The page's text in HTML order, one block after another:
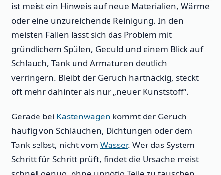
ist meist ein Hinweis auf neue Materialien, Wärme
oder eine unzureichende Reinigung. In den
meisten Fällen lässt sich das Problem mit
gründlichem Spülen, Geduld und einem Blick auf
Schlauch, Tank und Armaturen deutlich
verringern. Bleibt der Geruch hartnäckig, steckt
oft mehr dahinter als nur „neuer Kunststoff“.
Gerade bei Kastenwagen kommt der Geruch
häufig von Schläuchen, Dichtungen oder dem
Tank selbst, nicht vom Wasser. Wer das System
Schritt für Schritt prüft, findet die Ursache meist